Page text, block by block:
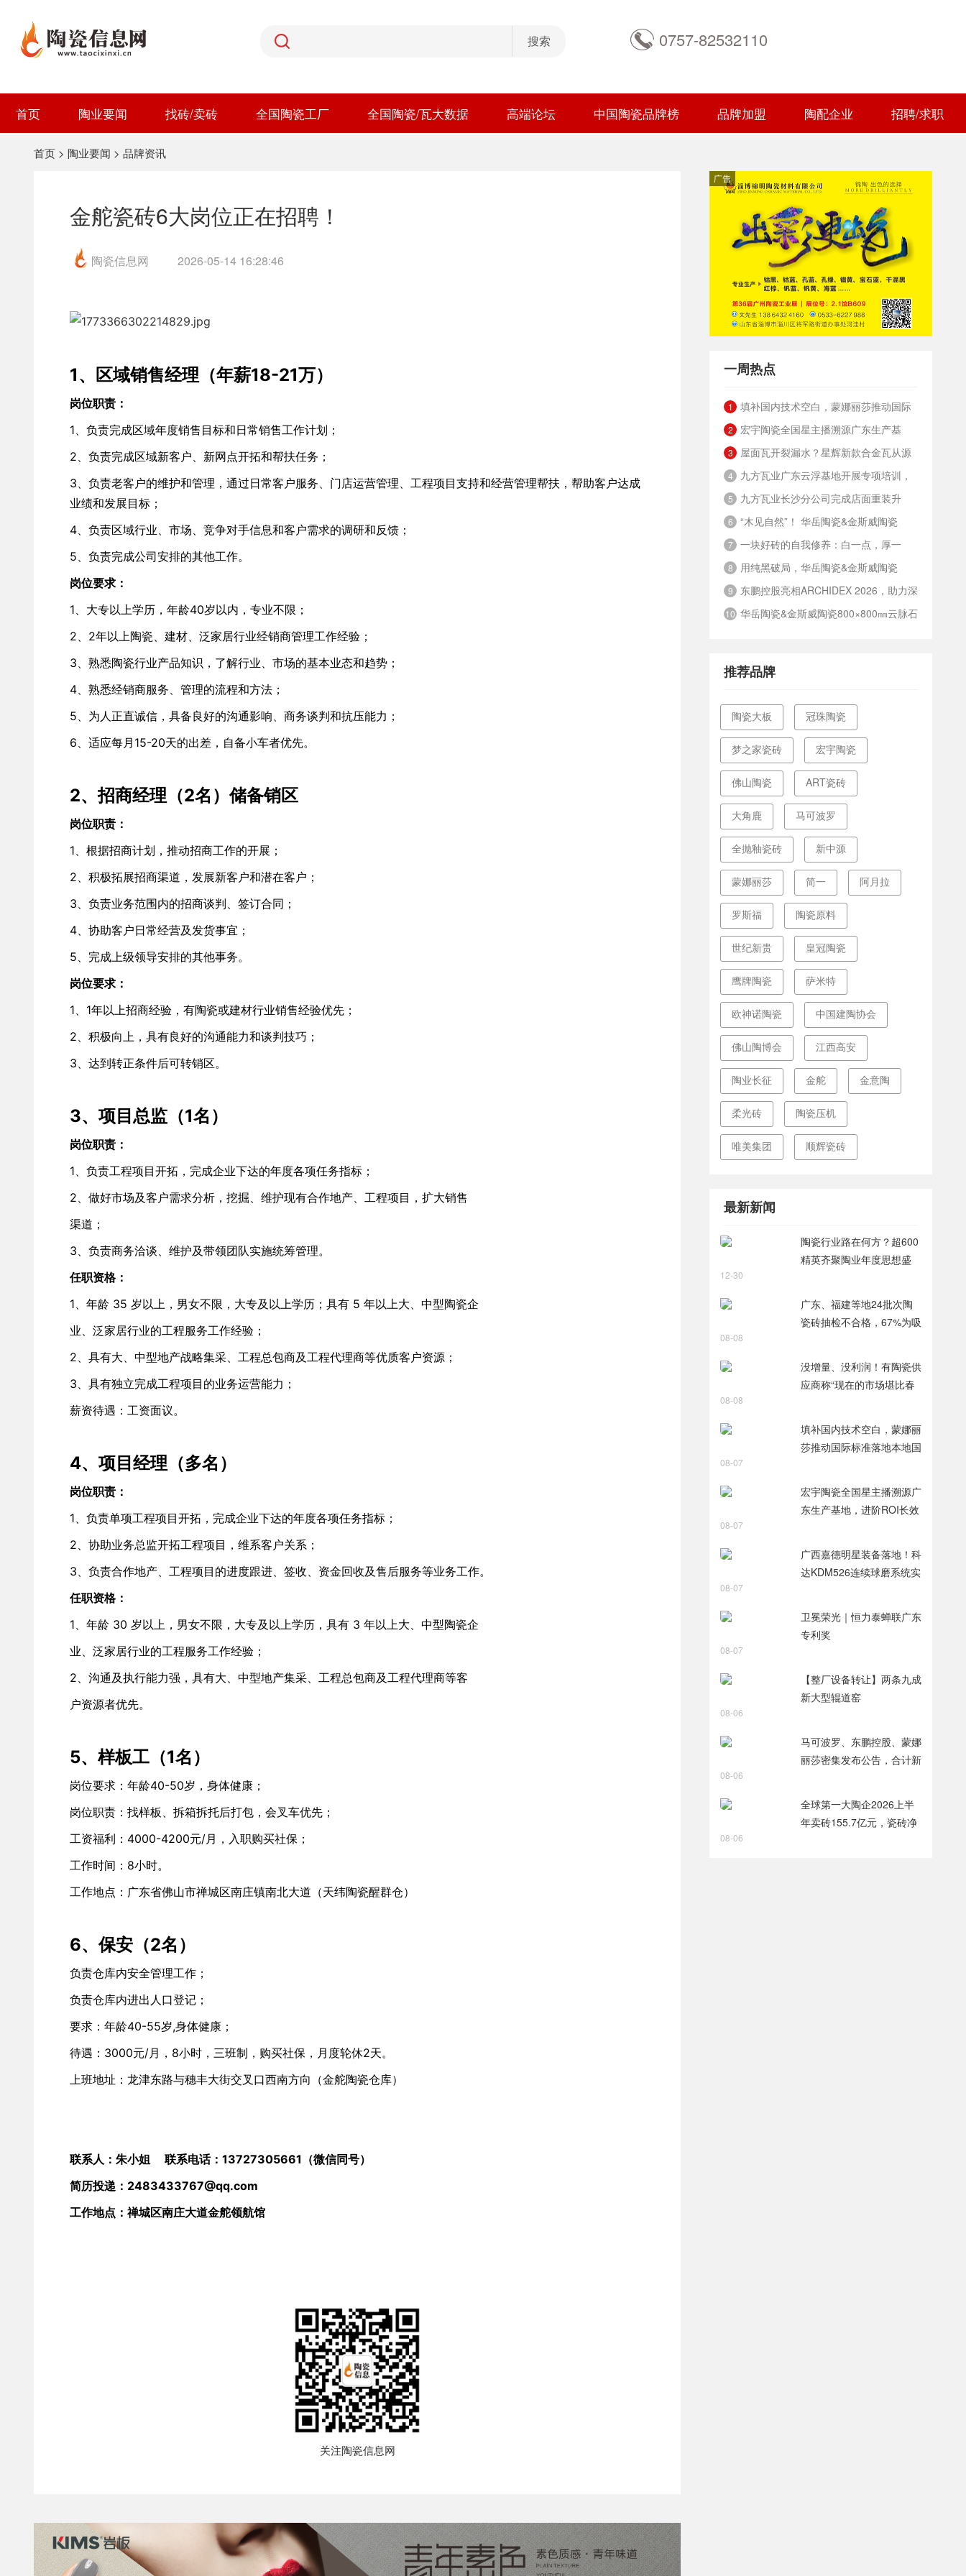
0757-82532110
首页 陶业要闻 找砖/卖砖 全国陶瓷工厂 全国陶瓷/瓦大数据 高端论坛 中国陶瓷品牌榜 品牌加盟 陶配企业 招聘/求职
首页 > 陶业要闻 > 品牌资讯
金舵瓷砖6大岗位正在招聘！
陶瓷信息网 2026-05-14 16:28:46
1、区域销售经理（年薪18-21万）
岗位职责：
1、负责完成区域年度销售目标和日常销售工作计划；
2、负责完成区域新客户、新网点开拓和帮扶任务；
3、负责老客户的维护和管理，通过日常客户服务、门店运营管理、工程项目支持和经营管理帮扶，帮助客户达成
业绩和发展目标；
4、负责区域行业、市场、竞争对手信息和客户需求的调研和反馈；
5、负责完成公司安排的其他工作。
岗位要求：
1、大专以上学历，年龄40岁以内，专业不限；
2、2年以上陶瓷、建材、泛家居行业经销商管理工作经验；
3、熟悉陶瓷行业产品知识，了解行业、市场的基本业态和趋势；
4、熟悉经销商服务、管理的流程和方法；
5、为人正直诚信，具备良好的沟通影响、商务谈判和抗压能力；
6、适应每月15-20天的出差，自备小车者优先。
2、招商经理（2名）储备销区
岗位职责：
1、根据招商计划，推动招商工作的开展；
2、积极拓展招商渠道，发展新客户和潜在客户；
4、协助客户日常经营及发货事宜；
5、完成上级领导安排的其他事务。
岗位要求：
1、1年以上招商经验，有陶瓷或建材行业销售经验优先；
2、积极向上，具有良好的沟通能力和谈判技巧；
3、达到转正条件后可转销区。
3、项目总监（1名）
岗位职责：
1、负责工程项目开拓，完成企业下达的年度各项任务指标；
2、做好市场及客户需求分析，挖掘、维护现有合作地产、工程项目，扩大销售
渠道；
3、负责商务洽谈、维护及带领团队实施统筹管理。
任职资格：
1、年龄 35 岁以上，男女不限，大专及以上学历；具有 5 年以上大、中型陶瓷企
业、泛家居行业的工程服务工作经验；
2、具有大、中型地产战略集采、工程总包商及工程代理商等优质客户资源；
3、具有独立完成工程项目的业务运营能力；
薪资待遇：工资面议。
4、项目经理（多名）
岗位职责：
1、负责单项工程项目开拓，完成企业下达的年度各项任务指标；
2、协助业务总监开拓工程项目，维系客户关系；
3、负责合作地产、工程项目的进度跟进、签收、资金回收及售后服务等业务工作。
任职资格：
1、年龄 30 岁以上，男女不限，大专及以上学历，具有 3 年以上大、中型陶瓷企
业、泛家居行业的工程服务工作经验；
2、沟通及执行能力强，具有大、中型地产集采、工程总包商及工程代理商等客
户资源者优先。
5、样板工（1名）
岗位要求：年龄40-50岁，身体健康；
岗位职责：找样板、拆箱拆托后打包，会叉车优先；
工资福利：4000-4200元/月，入职购买社保；
工作时间：8小时。
工作地点：广东省佛山市禅城区南庄镇南北大道（天纬陶瓷醒群仓）
6、保安（2名）
负责仓库内安全管理工作；
负责仓库内进出人口登记；
要求：年龄40-55岁,身体健康；
待遇：3000元/月，8小时，三班制，购买社保，月度轮休2天。
上班地址：龙津东路与穗丰大街交叉口西南方向（金舵陶瓷仓库）
联系人：朱小姐     联系电话：13727305661（微信同号）
简历投递：2483433767@qq.com
工作地点：禅城区南庄大道金舵领航馆
关注陶瓷信息网
一周热点
1
填补国内技术空白，蒙娜丽莎推动国际
标准落地本地国标
2
宏宇陶瓷全国星主播溯源广东生产基
地，进阶ROI长效变现新路径
3
屋面瓦开裂漏水？星辉新款合金瓦从源
头解决
4
九方瓦业广东云浮基地开展专项培训，
筑牢绿色安全发展根基
5
九方瓦业长沙分公司完成店面重装升
级，夯实终端渠道竞争力
6
“木见自然”！ 华岳陶瓷&金斯威陶瓷
800×800mm 8度微光质感木纹砖
7
一块好砖的自我修养：白一点，厚一
点，重一点，硬一点
8
用纯黑破局，华岳陶瓷&金斯威陶瓷
600×1200mm纯黑奢石瓷砖
9
东鹏控股亮相ARCHIDEX 2026，助力深
化中国-东盟绿建合作
10 华岳陶瓷&金斯威陶瓷800×800㎜云脉石
推荐品牌
陶瓷大板 冠珠陶瓷
梦之家瓷砖 宏宇陶瓷
佛山陶瓷 ART瓷砖
大角鹿 马可波罗
全抛釉瓷砖 新中源
蒙娜丽莎 简一 阿月拉
罗斯福 陶瓷原料
世纪新贵 皇冠陶瓷
鹰牌陶瓷 萨米特
欧神诺陶瓷 中国建陶协会
佛山陶博会 江西高安
陶业长征 金舵 金意陶
柔光砖 陶瓷压机
唯美集团 顺辉瓷砖
最新新闻
陶瓷行业路在何方？超600
精英齐聚陶业年度思想盛
12-30
广东、福建等地24批次陶
瓷砖抽检不合格，67%为吸
08-08
没增量、没利润！有陶瓷供
应商称“现在的市场堪比春
08-08
填补国内技术空白，蒙娜丽
莎推动国际标准落地本地国
08-07
宏宇陶瓷全国星主播溯源广
东生产基地，进阶ROI长效
08-07
广西嘉德明星装备落地！科
达KDM526连续球磨系统实
08-07
卫冕荣光｜恒力泰蝉联广东
专利奖
08-07
【整厂设备转让】两条九成
新大型辊道窑
08-06
马可波罗、东鹏控股、蒙娜
丽莎密集发布公告，合计新
08-06
全球第一大陶企2026上半
年卖砖155.7亿元，瓷砖净
08-06